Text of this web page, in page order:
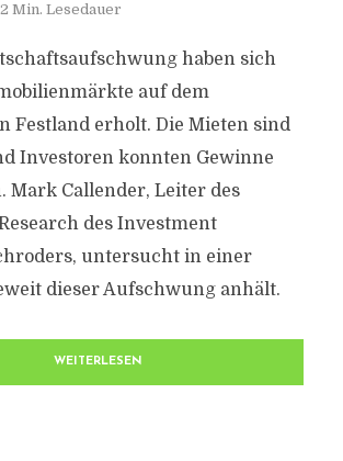
2 Min. Lesedauer
haben sich
auf dem
Festland erholt. Die Mieten sind
Investoren konnten Gewinne
Mark Callender, Leiter des
des Investment
untersucht in einer
dieser Aufschwung anhält.
WEITERLESEN